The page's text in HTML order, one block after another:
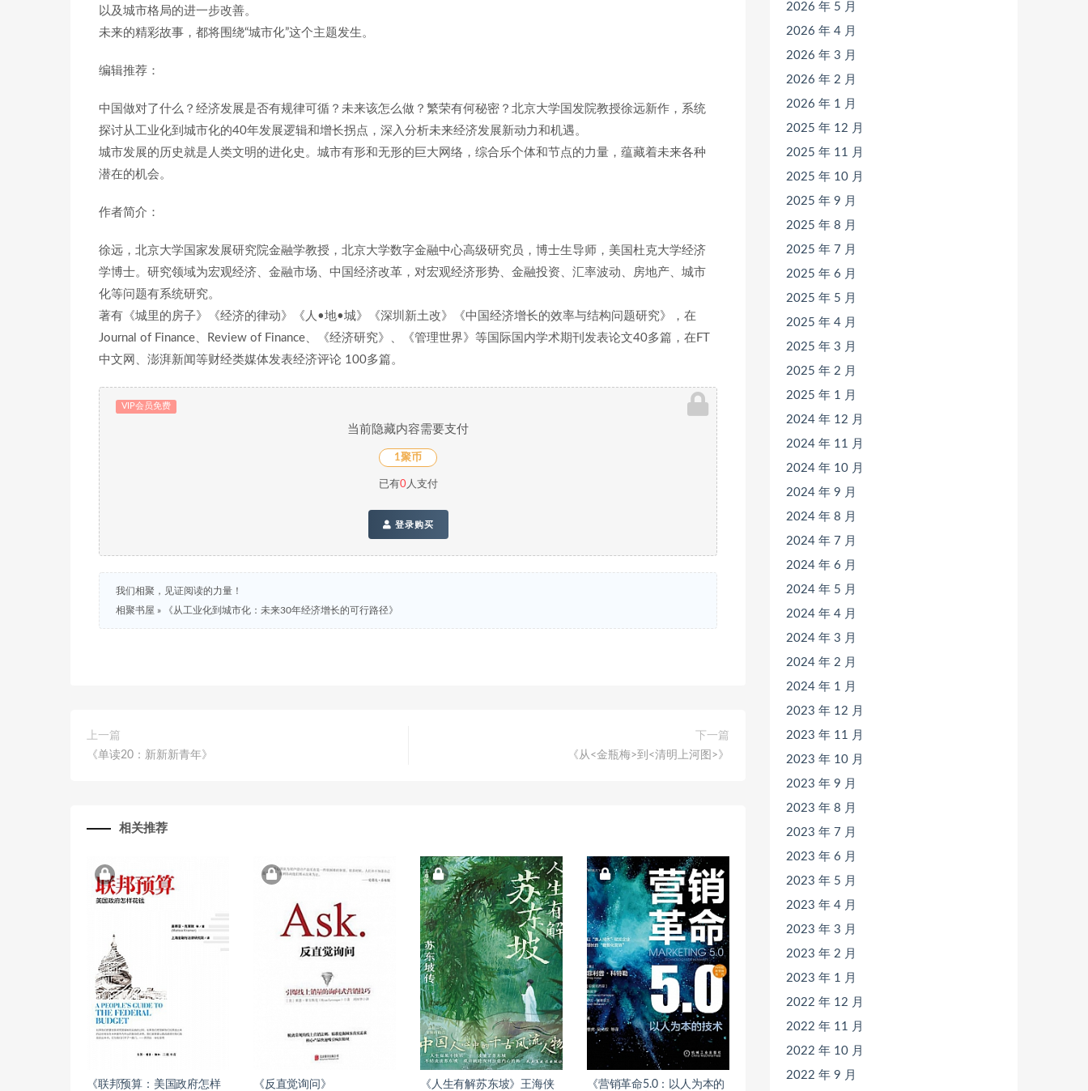
以及城市格局的进一步改善。
未来的精彩故事，都将围绕“城市化”这个主题发生。
编辑推荐：
中国做对了什么？经济发展是否有规律可循？未来该怎么做？繁荣有何秘密？北京大学国发院教授徐远新作，系统
探讨从工业化到城市化的40年发展逻辑和增长拐点，深入分析未来经济发展新动力和机遇。
城市发展的历史就是人类文明的进化史。城市有形和无形的巨大网络，综合乐个体和节点的力量，蕴藏着未来各种
潜在的机会。
作者简介：
徐远，北京大学国家发展研究院金融学教授，北京大学数字金融中心高级研究员，博士生导师，美国杜克大学经济
学博士。研究领域为宏观经济、金融市场、中国经济改革，对宏观经济形势、金融投资、汇率波动、房地产、城市
化等问题有系统研究。
著有《城里的房子》《经济的律动》《人•地•城》《深圳新土改》《中国经济增长的效率与结构问题研究》，在
Journal of Finance、Review of Finance、《经济研究》、《管理世界》等国际国内学术期刊发表论文40多篇，在FT
中文网、澎湃新闻等财经类媒体发表经济评论 100多篇。
VIP会员免费
当前隐藏内容需要支付
1聚币
已有0人支付
登录购买
我们相聚，见证阅读的力量！
相聚书屋 » 《从工业化到城市化：未来30年经济增长的可行路径》
上一篇
《单读20：新新新青年》
下一篇
《从<金瓶梅>到<清明上河图>》
相关推荐
《联邦预算：美国政府怎样
《反直觉询问》 《人生有解苏东坡》王海侠
《营销革命5.0：以人为本的
2026 年 5 月
2026 年 4 月
2026 年 3 月
2026 年 2 月
2026 年 1 月
2025 年 12 月
2025 年 11 月
2025 年 10 月
2025 年 9 月
2025 年 8 月
2025 年 7 月
2025 年 6 月
2025 年 5 月
2025 年 4 月
2025 年 3 月
2025 年 2 月
2025 年 1 月
2024 年 12 月
2024 年 11 月
2024 年 10 月
2024 年 9 月
2024 年 8 月
2024 年 7 月
2024 年 6 月
2024 年 5 月
2024 年 4 月
2024 年 3 月
2024 年 2 月
2024 年 1 月
2023 年 12 月
2023 年 11 月
2023 年 10 月
2023 年 9 月
2023 年 8 月
2023 年 7 月
2023 年 6 月
2023 年 5 月
2023 年 4 月
2023 年 3 月
2023 年 2 月
2023 年 1 月
2022 年 12 月
2022 年 11 月
2022 年 10 月
2022 年 9 月